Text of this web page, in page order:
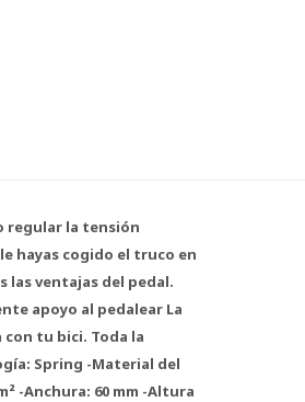
regular la tensión
hayas cogido el truco en
las ventajas del pedal.
apoyo al pedalear La
tu bici. Toda la
Spring -Material del
-Anchura: 60 mm -Altura